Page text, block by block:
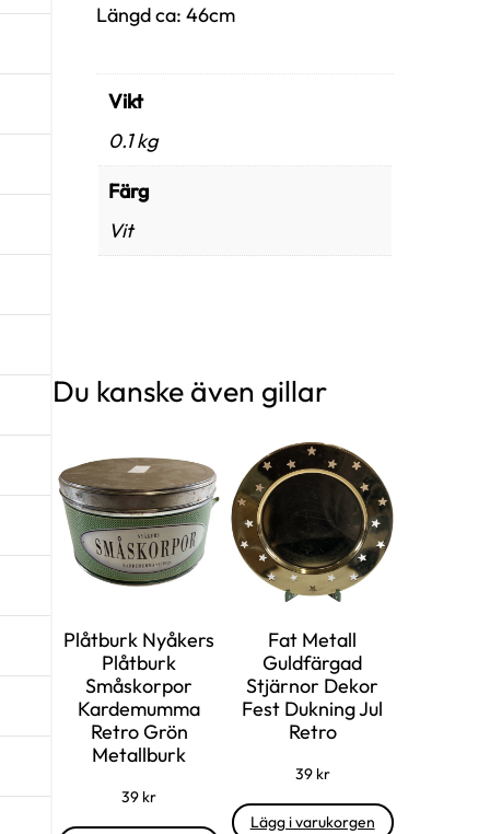
Längd ca: 46cm
Vikt
0.1 kg
Färg
Vit
Du kanske även gillar
Plåtburk Nyåkers
Plåtburk
Småskorpor
Kardemumma
Retro Grön
Metallburk
39 kr
Fat Metall
Guldfärgad
Stjärnor Dekor
Fest Dukning Jul
Retro
39 kr
Lägg i varukorgen